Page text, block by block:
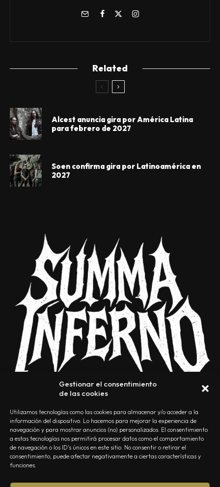
Gestionar el consentimiento
de las cookies
Utilizamos tecnologías como las cookies para almacenar y/o acceder a la
información del dispositivo. Lo hacemos para mejorar la experiencia de
navegación y para mostrar anuncios (no) personalizados. El consentimiento
a estas tecnologías nos permitirá procesar datos como el comportamiento
de navegación o los ID's únicos en este sitio. No consentir o retirar el
consentimiento, puede afectar negativamente a ciertas características y
funciones.
Related
Alcest anuncia gira por América Latina
para febrero de 2027
Soen confirma gira por Latinoamérica en
2027
NOSOTROS CONTACTO EDITORIAL POLÍTICA DE PRIVACIDAD